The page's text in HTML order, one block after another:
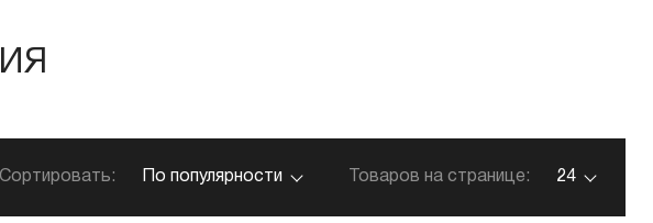
Сортировать: По популярности Товаров на странице: 24